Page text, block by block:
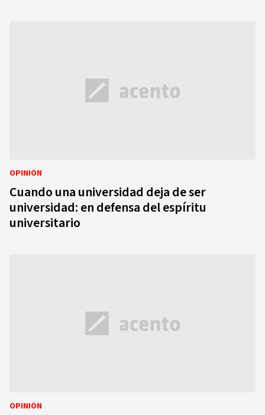
OPINIÓN
Cuando una universidad deja de ser
universidad: en defensa del espíritu
universitario
OPINIÓN